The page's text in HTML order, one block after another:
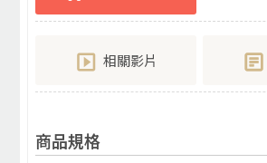
相關影片
商品規格